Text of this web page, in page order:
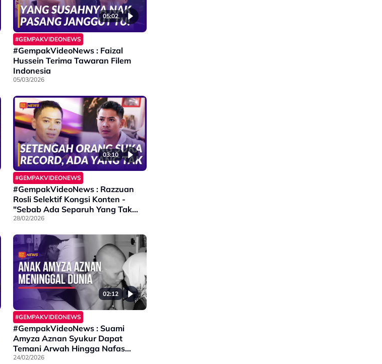
05:02
#GEMPAKVIDEONEWS
#GempakVideoNews : Faizal
Hussein Terima Tawaran Filem
Indonesia
05/03/2026
03:10
#GEMPAKVIDEONEWS
#GempakVideoNews : Razzuan
Rosli Selektif Kongsi Konten -
"Sebab Ada Separuh Yang Tak
Suka..."
28/02/2026
02:12
#GEMPAKVIDEONEWS
#GempakVideoNews : Suami
Amyza Aznan Syukur Dapat
Temani Arwah Hingga Nafas
Terakhir - “Dia Anak Yang Baik…”
24/02/2026